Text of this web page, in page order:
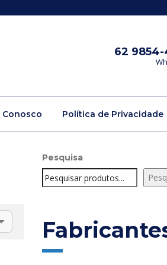
62
Conosco Política de Privacidade
Pesquisa